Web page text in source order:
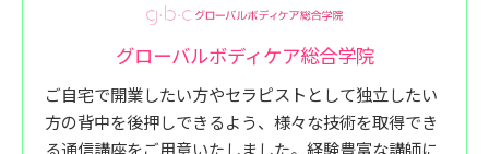
グローバルボディケア総合学院
ご自宅で開業したい方やセラピストとして独立したい
方の背中を後押しできるよう、様々な技術を取得でき
る通信講座をご用意いたしました。経験豊富な講師に